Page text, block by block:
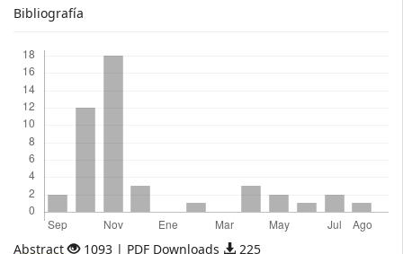
Bibliografía
Abstract 1093 | PDF Downloads 225